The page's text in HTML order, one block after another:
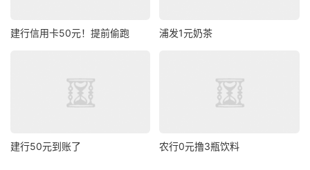
建行信用卡50元！提前偷跑 浦发1元奶茶
建行50元到账了 农行0元撸3瓶饮料